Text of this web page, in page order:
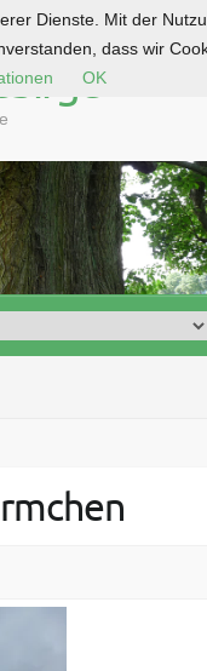
Dienste. Mit der
dass wir
OK